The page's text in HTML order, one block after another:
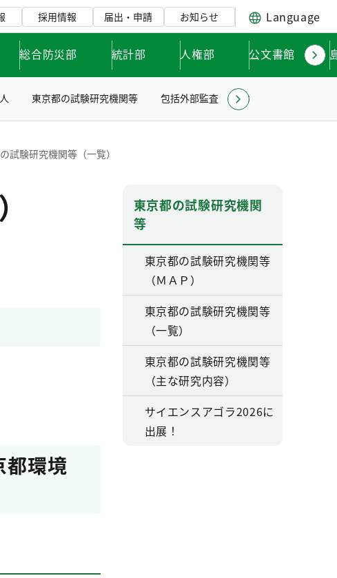
採用情報 届出・申請 お知らせ Language
総合防災部 統計部 人権部 公文書館
東京都の試験研究機関等 包括外部監査 お知らせ
試験研究機関等（一覧）
都環境
東京都の試験研究機関
等
東京都の試験研究機関等
（ＭＡＰ）
東京都の試験研究機関等
（一覧）
東京都の試験研究機関等
（主な研究内容）
サイエンスアゴラ2026に
出展！